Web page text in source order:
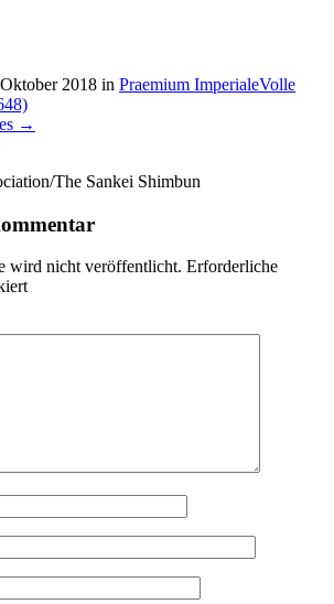
2018 in Praemium ImperialeVolle
→
The Sankei Shimbun
wird nicht veröffentlicht. Erforderliche